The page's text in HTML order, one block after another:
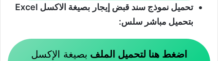
تحميل نموذج سند قبض إيجار بصيغة الاكسل Excel
بتحميل مباشر سلس:
اضغط هنا لتحميل الملف بصيغة الإكسل